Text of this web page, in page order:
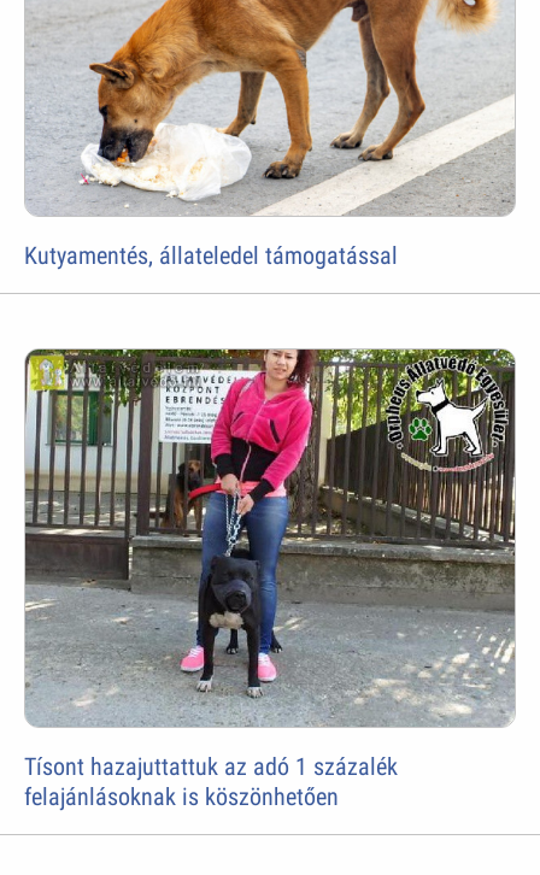
Kutyamentés, állateledel támogatással
Tísont hazajuttattuk az adó 1 százalék
felajánlásoknak is köszönhetően